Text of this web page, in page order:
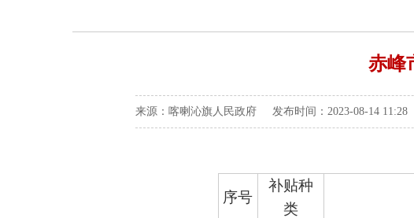
赤峰
来源：喀喇沁旗人民政府 发布时间：2023-08-14 11:28
序号
补贴种
类